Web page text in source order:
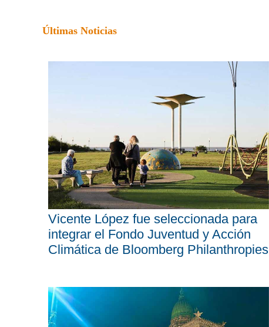
Últimas Noticias
Vicente López fue seleccionada para
integrar el Fondo Juventud y Acción
Climática de Bloomberg Philanthropies